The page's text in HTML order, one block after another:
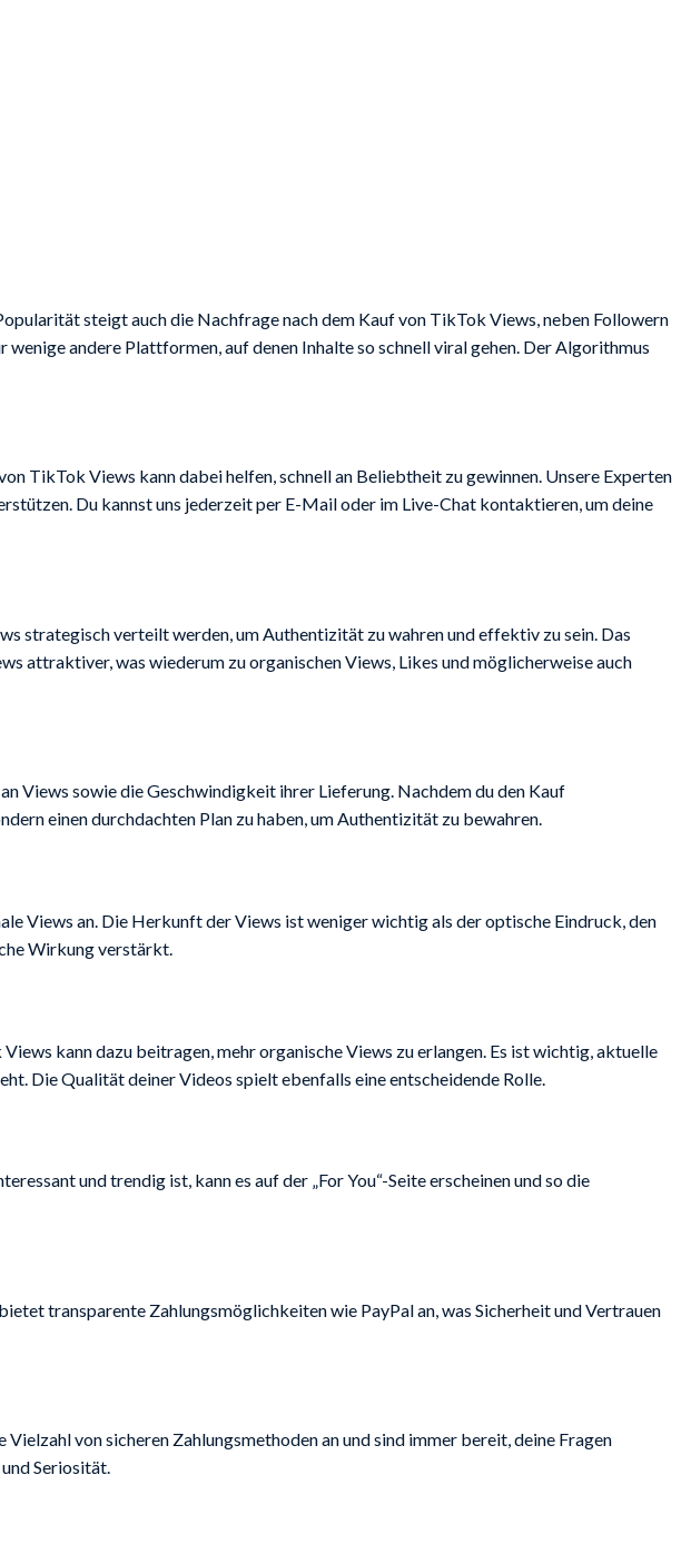
steigt auch die Nachfrage nach dem Kauf von TikTok Views, neben Followern
andere Plattformen, auf denen Inhalte so schnell viral gehen. Der Algorithmus
TikTok Views kann dabei helfen, schnell an Beliebtheit zu gewinnen. Unsere Experten
Du kannst uns jederzeit per E-Mail oder im Live-Chat kontaktieren, um deine
strategisch verteilt werden, um Authentizität zu wahren und effektiv zu sein. Das
attraktiver, was wiederum zu organischen Views, Likes und möglicherweise auch
Views sowie die Geschwindigkeit ihrer Lieferung. Nachdem du den Kauf
einen durchdachten Plan zu haben, um Authentizität zu bewahren.
Views an. Die Herkunft der Views ist weniger wichtig als der optische Eindruck, den
Wirkung verstärkt.
kann dazu beitragen, mehr organische Views zu erlangen. Es ist wichtig, aktuelle
Die Qualität deiner Videos spielt ebenfalls eine entscheidende Rolle.
und trendig ist, kann es auf der „For You“-Seite erscheinen und so die
transparente Zahlungsmöglichkeiten wie PayPal an, was Sicherheit und Vertrauen
von sicheren Zahlungsmethoden an und sind immer bereit, deine Fragen
Seriosität.